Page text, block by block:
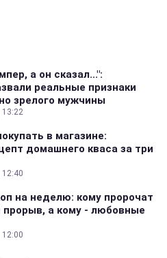
а он сказал...":
реальные признаки
зрелого мужчины
13:22
в магазине:
домашнего кваса за три
12:40
на неделю: кому пророчат
а кому - любовные
12:00